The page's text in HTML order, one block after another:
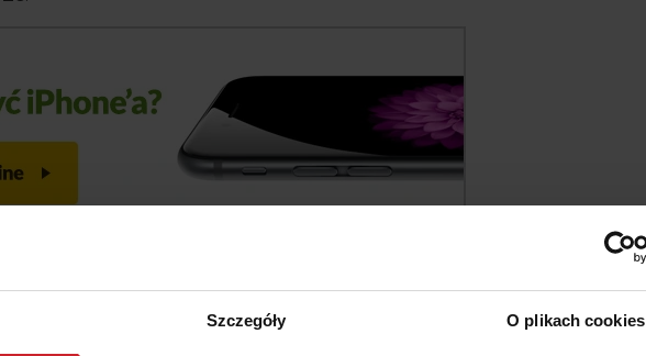
Szczegóły O plikach cookies
na swoje produkty, wynosi 12 miesięcy. Potem użytkownik musi z
wcześniej wykupił polisę iSpot Care. Mówiąc najogólniej,